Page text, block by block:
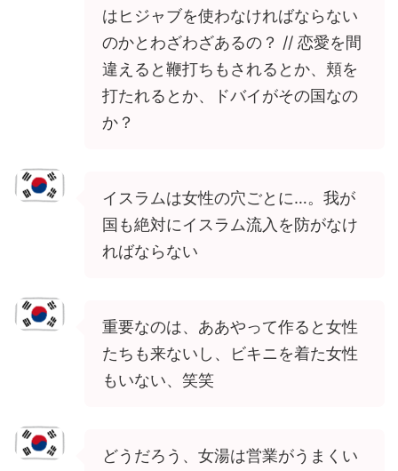
はヒジャブを使わなければならない
のかとわざわざあるの？ // 恋愛を間
違えると鞭打ちもされるとか、頬を
打たれるとか、ドバイがその国なの
か？
イスラムは女性の穴ごとに…。我が
国も絶対にイスラム流入を防がなけ
ればならない
重要なのは、ああやって作ると女性
たちも来ないし、ビキニを着た女性
もいない、笑笑
どうだろう、女湯は営業がうまくい